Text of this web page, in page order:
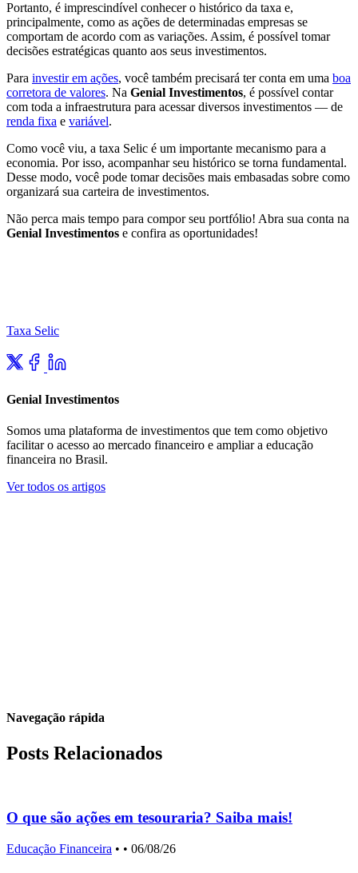
Portanto, é imprescindível conhecer o histórico da taxa e,
principalmente, como as ações de determinadas empresas se
comportam de acordo com as variações. Assim, é possível tomar
decisões estratégicas quanto aos seus investimentos.
Para investir em ações, você também precisará ter conta em uma boa
corretora de valores. Na Genial Investimentos, é possível contar
com toda a infraestrutura para acessar diversos investimentos — de
renda fixa e variável.
Como você viu, a taxa Selic é um importante mecanismo para a
economia. Por isso, acompanhar seu histórico se torna fundamental.
Desse modo, você pode tomar decisões mais embasadas sobre como
organizará sua carteira de investimentos.
Não perca mais tempo para compor seu portfólio! Abra sua conta na
Genial Investimentos e confira as oportunidades!
Taxa Selic
Genial Investimentos
Somos uma plataforma de investimentos que tem como objetivo
facilitar o acesso ao mercado financeiro e ampliar a educação
financeira no Brasil.
Ver todos os artigos
Navegação rápida
Posts Relacionados
O que são ações em tesouraria? Saiba mais!
Educação Financeira • • 06/08/26